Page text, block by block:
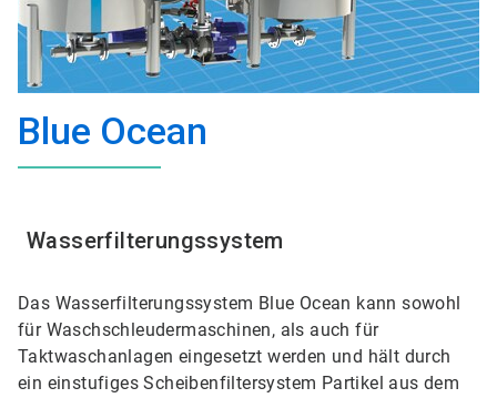
Blue Ocean
Wasserfilterungssystem
Das Wasserfilterungssystem Blue Ocean kann sowohl
für Waschschleudermaschinen, als auch für
Taktwaschanlagen eingesetzt werden und hält durch
ein einstufiges Scheibenfiltersystem Partikel aus dem